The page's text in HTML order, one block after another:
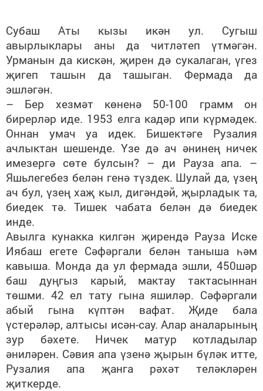
Субаш Аты кызы икән ул. Сугыш
авырлыклары аны да читләтеп үтмәгән.
Урманын да кискән, җирен дә сукалаган, үгез
җигеп ташын да ташыган. Фермада да
эшләгән.
– Бер хезмәт көненә 50-100 грамм он
бирерләр иде. 1953 елга кадәр ипи күрмәдек.
Оннан умач уа идек. Бишектәге Рузалия
ачлыктан шешенде. Үзе дә ач әнинең ничек
имезергә сөте булсын? – ди Рауза апа. –
Яшьлегебез белән генә түздек. Шулай да, үзең
ач бул, үзең хаҗ кыл, дигәндәй, җырладык та,
биедек тә. Тишек чабата белән дә биедек
инде.
Авылга кунакка килгән җирендә Рауза Иске
Иябаш егете Сәфәргали белән таныша һәм
кавыша. Монда да ул фермада эшли, 450шәр
баш дуңгыз карый, мактау тактасыннан
төшми. 42 ел тату гына яшиләр. Сәфәргали
абый гына күптән вафат. Җиде бала
үстерәләр, алтысы исән-сау. Алар аналарының
зур бәхете. Ничек матур котладылар
әниләрен. Сәвия апа үзенә җырын бүләк итте,
Рузалия апа җанга рәхәт теләкләрен
җиткерде.